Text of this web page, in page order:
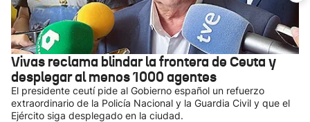
Vivas reclama blindar la frontera de Ceuta y
desplegar al menos 1000 agentes
El presidente ceutí pide al Gobierno español un refuerzo
extraordinario de la Policía Nacional y la Guardia Civil y que el
Ejército siga desplegado en la ciudad.